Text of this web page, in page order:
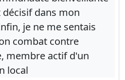
dans mon
je ne me sentais
combat contre
membre actif d'un
local